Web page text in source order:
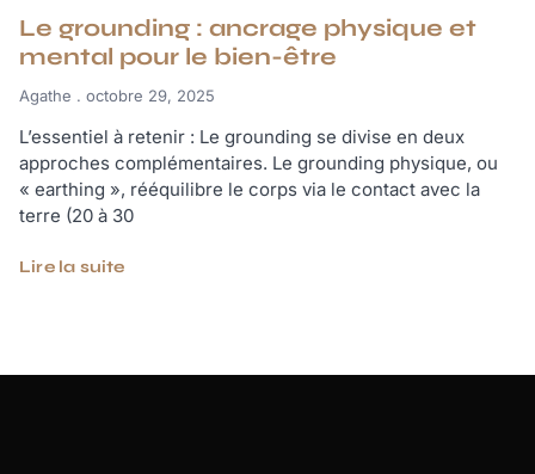
Le grounding : ancrage physique et
mental pour le bien-être
Agathe octobre 29, 2025
L’essentiel à retenir : Le grounding se divise en deux
approches complémentaires. Le grounding physique, ou
« earthing », rééquilibre le corps via le contact avec la
terre (20 à 30
Lire la suite